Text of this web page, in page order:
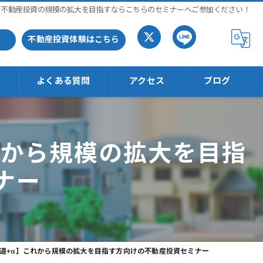
不動産投資の規模の拡大を目指すならこちらのセミナーへご参加ください！
不動産投資体験はこちら
よくある質問 アクセス ブログ
ら規模の拡大を目指
ー
+α】これから規模の拡大を目指す方向けの不動産投資セミナー